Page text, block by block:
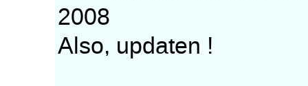
2008
Also, updaten !